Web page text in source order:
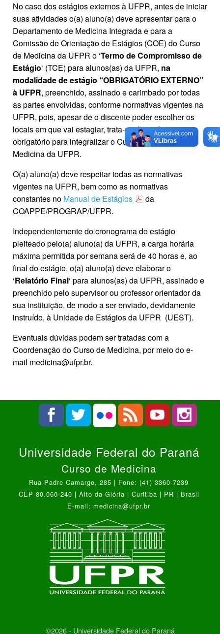
No caso dos estágios externos à UFPR, antes de iniciar
suas atividades o(a) aluno(a) deve apresentar para o
Departamento de Medicina Integrada e para a
Comissão de Orientação de Estágios (COE) do Curso
de Medicina da UFPR o ‘Termo de Compromisso de
Estágio‘ (TCE) para alunos(as) da UFPR, na
modalidade de estágio “OBRIGATÓRIO EXTERNO”
à UFPR, preenchido, assinado e carimbado por todas
as partes envolvidas, conforme normativas vigentes na
UFPR, pois, apesar de o discente poder escolher os
locais em que vai estagiar, trata-se de estágio
obrigatório para integralizar o Currículo do Curso de
Medicina da UFPR.
O(a) aluno(a) deve respeitar todas as normativas
vigentes na UFPR, bem como as normativas
constantes no Manual de Estágios
da
COAPPE/PROGRAP/UFPR.
Independentemente do cronograma do estágio
pleiteado pelo(a) aluno(a) da UFPR, acarga horária
máxima permitida por semana será de 40 horas e, ao
final do estágio, o(a) aluno(a) deve elaborar o
‘Relatório Final‘ para alunos(as) da UFPR, assinado e
preenchido pelo supervisor ou professor orientador da
sua instituição, de modo a ser enviado, devidamente
instruído, à Unidade de Estágios da UFPR (UEST).
Eventuais dúvidas podem ser tratadas com a
Coordenação do Curso de Medicina, por meio do e-
mail medicina@ufpr.br.
Universidade Federal do Paraná
Curso de Medicina
Rua Padre Camargo, 285 | Fone: (41) 3360-7239
CEP 80.060-240 | Alto da Glória | Curitiba | PR | Brasil
E-mail: medicina@ufpr.br
©2026 - Universidade Federal do Paraná